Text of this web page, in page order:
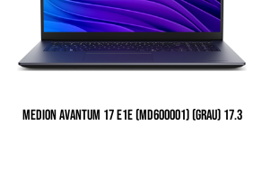
MEDION AVANTUM 17 E1E (MD600001) (GRAU) 17.3